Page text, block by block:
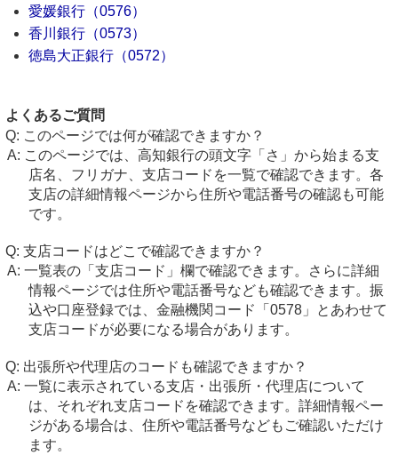
愛媛銀行（0576）
香川銀行（0573）
徳島大正銀行（0572）
よくあるご質問
このページでは何が確認できますか？
このページでは、高知銀行の頭文字「さ」から始まる支
店名、フリガナ、支店コードを一覧で確認できます。各
支店の詳細情報ページから住所や電話番号の確認も可能
です。
支店コードはどこで確認できますか？
一覧表の「支店コード」欄で確認できます。さらに詳細
情報ページでは住所や電話番号なども確認できます。振
込や口座登録では、金融機関コード「0578」とあわせて
支店コードが必要になる場合があります。
出張所や代理店のコードも確認できますか？
一覧に表示されている支店・出張所・代理店について
は、それぞれ支店コードを確認できます。詳細情報ペー
ジがある場合は、住所や電話番号などもご確認いただけ
ます。